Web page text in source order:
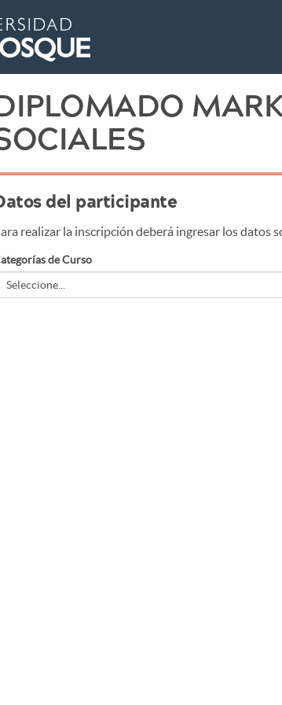
del participante
realizar la inscripción deberá ingresar los datos
de Curso